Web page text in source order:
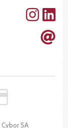
Cybor SA